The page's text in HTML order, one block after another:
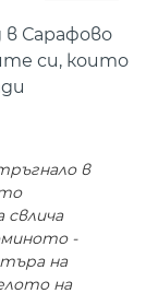
в Сарафово
си, които
в
свлича
-
на
на